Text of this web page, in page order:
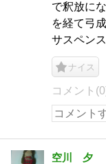
で釈放に
を経て弓
サスペン
ナイス
コメント
空川 夕